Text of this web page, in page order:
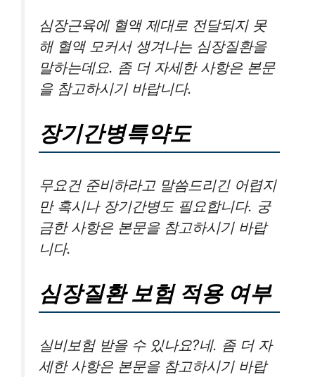
심장근육에 혈액 제대로 전달되지 못
해 혈액 모커서 생겨나는 심장질환을
말하는데요. 좀 더 자세한 사항은 본문
을 참고하시기 바랍니다.
장기간병특약도
무요건 준비하라고 말씀드리긴 어렵지
만 혹시나 장기간병도 필요합니다. 궁
금한 사항은 본문을 참고하시기 바랍
니다.
심장질환 보험 적용 여부
실비보험 받을 수 있나요?네. 좀 더 자
세한 사항은 본문을 참고하시기 바랍